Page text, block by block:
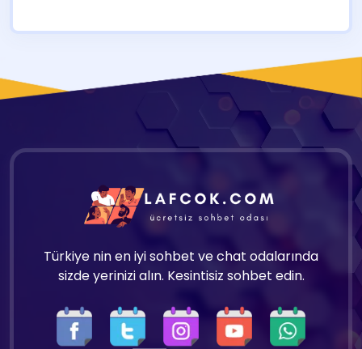
Türkiye nin en iyi sohbet ve chat odalarında
sizde yerinizi alın. Kesintisiz sohbet edin.